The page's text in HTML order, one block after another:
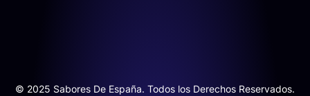
© 2025 Sabores De España. Todos los Derechos Reservados.